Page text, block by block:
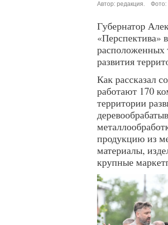
Автор: редакция. Фото:
Губернатор
«Перспектива»
расположенных
развития
Как рассказал
работают 170
территории
продукцию из
материалы,
крупные